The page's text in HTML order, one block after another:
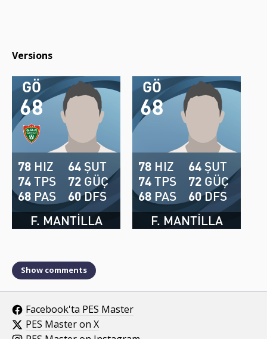
Versions
68
GÖ
F. MANTILLA
78 HIZ
74TPS
68 PAS
64 ŞUT
72 GÜÇ
60DFS
68
GÖ
F. MANTILLA
78 HIZ
74TPS
68 PAS
64 ŞUT
72 GÜÇ
60DFS
Show comments
Facebook'ta PES Master
PES Master on X